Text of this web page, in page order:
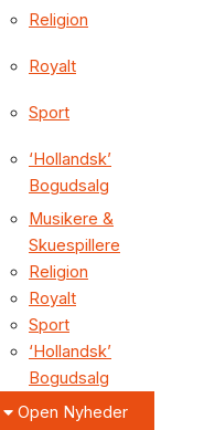
Religion
Royalt
Sport
‘Hollandsk’
Bogudsalg
Musikere &
Skuespillere
Religion
Royalt
Sport
‘Hollandsk’
Bogudsalg
Open Nyheder